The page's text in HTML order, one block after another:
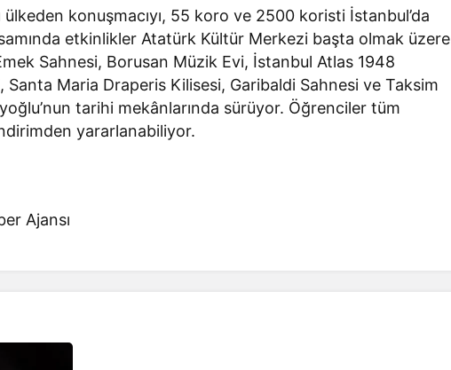
ülkeden konuşmacıyı, 55 koro ve 2500 koristi İstanbul’da
etkinlikler Atatürk Kültür Merkezi başta olmak üzere
Sahnesi, Borusan Müzik Evi, İstanbul Atlas 1948
Santa Maria Draperis Kilisesi, Garibaldi Sahnesi ve Taksim
tarihi mekânlarında sürüyor. Öğrenciler tüm
yararlanabiliyor.
Ajansı